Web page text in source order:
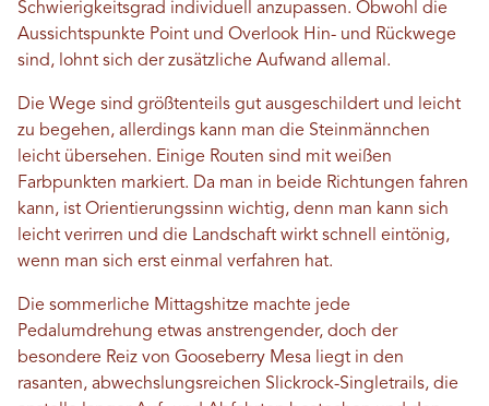
Schwierigkeitsgrad individuell anzupassen. Obwohl die
Aussichtspunkte Point und Overlook Hin- und Rückwege
sind, lohnt sich der zusätzliche Aufwand allemal.
Die Wege sind größtenteils gut ausgeschildert und leicht
zu begehen, allerdings kann man die Steinmännchen
leicht übersehen. Einige Routen sind mit weißen
Farbpunkten markiert. Da man in beide Richtungen fahren
kann, ist Orientierungssinn wichtig, denn man kann sich
leicht verirren und die Landschaft wirkt schnell eintönig,
wenn man sich erst einmal verfahren hat.
Die sommerliche Mittagshitze machte jede
Pedalumdrehung etwas anstrengender, doch der
besondere Reiz von Gooseberry Mesa liegt in den
rasanten, abwechslungsreichen Slickrock-Singletrails, die